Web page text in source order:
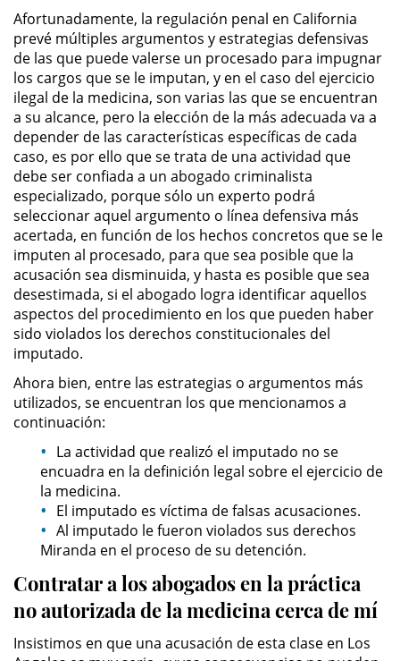
Vehicular Manslaughter
Drug Crimes
California Marijuana Laws
Manufacturing Drugs
Possession Of A Controlled
Substance
Possession of a Controlled
Substance for Sale
Possession of Drug Paraphernalia
Possession of Marijuana for Sale
Possession of Methamphetamine
Prop 36
Transportation for Sale of a
Controlled Substance
DUI
2nd Offense DUI
Afortunadamente, la regulación penal en California
prevé múltiples argumentos y estrategias defensivas
de las que puede valerse un procesado para impugnar
los cargos que se le imputan, y en el caso del ejercicio
ilegal de la medicina, son varias las que se encuentran
a su alcance, pero la elección de la más adecuada va a
depender de las características específicas de cada
caso, es por ello que se trata de una actividad que
debe ser confiada a un abogado criminalista
especializado, porque sólo un experto podrá
seleccionar aquel argumento o línea defensiva más
acertada, en función de los hechos concretos que se le
imputen al procesado, para que sea posible que la
acusación sea disminuida, y hasta es posible que sea
desestimada, si el abogado logra identificar aquellos
aspectos del procedimiento en los que pueden haber
sido violados los derechos constitucionales del
imputado.
Ahora bien, entre las estrategias o argumentos más
utilizados, se encuentran los que mencionamos a
continuación:
La actividad que realizó el imputado no se
encuadra en la definición legal sobre el ejercicio de
la medicina.
El imputado es víctima de falsas acusaciones.
Al imputado le fueron violados sus derechos
Miranda en el proceso de su detención.
Contratar a los abogados en la práctica
no autorizada de la medicina cerca de mí
Insistimos en que una acusación de esta clase en Los